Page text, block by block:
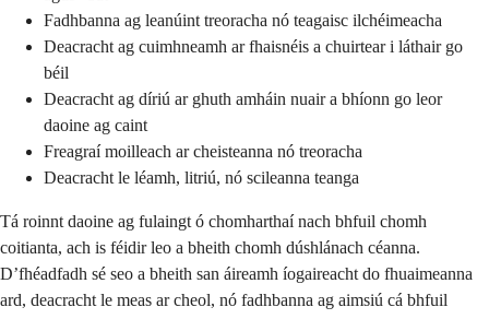
Fadhbanna ag leanúint treoracha nó teagaisc ilchéimeacha
Deacracht ag cuimhneamh ar fhaisnéis a chuirtear i láthair go
béil
Deacracht ag díriú ar ghuth amháin nuair a bhíonn go leor
daoine ag caint
Freagraí moilleach ar cheisteanna nó treoracha
Deacracht le léamh, litriú, nó scileanna teanga
Tá roinnt daoine ag fulaingt ó chomharthaí nach bhfuil chomh
coitianta, ach is féidir leo a bheith chomh dúshlánach céanna.
D’fhéadfadh sé seo a bheith san áireamh íogaireacht do fhuaimeanna
ard, deacracht le meas ar cheol, nó fadhbanna ag aimsiú cá bhfuil